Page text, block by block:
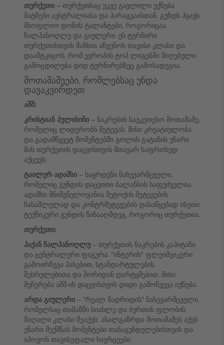
თურქეთი – თურქეთსაც უკვე გავლილი ექნება
მატჩები ავსტრალიასა და პარაგვაისთან. გუნდს ჰყავს
მსოფლიო დონის ტალანტები, როგორიცაა
ჩალჰანოღლუ და გიულერი. ეს ტურნირი
თურქეთისთვის შანსია აჩვენოს თავისი კლასი და
დაამტკიცოს, რომ ევროპის ტოპ ლიგებში მიღებული
გამოცდილება დიდ ტურნირებზეც გამოსადეგია.
მოთამაშეები, რომლებსაც უნდა
დავაკვირდეთ
აშშ:
კრისტიან პულისიჩი – ნაკრების საუკეთესო მოთამაშე,
რომელიც ლიდერობს შეტევას. მისი კრეატიულობა
და გადამწყვეტ მომენტებში გოლის გატანის უნარი
მას თურქეთის დაცვისთვის მთავარ საფრთხედ
აქცევს.
ტაილერ ადამსი – საყრდენი ნახევარმცველი,
რომელიც გუნდის დაცვითი ბალანსის საფუძველია.
ადამსი მნიშვნელოვანია მეტოქის შეტევების
ჩასაშლელად და კონტრშეტევების დასაწყებად ისეთი
ტექნიკური გუნდის წინააღმდეგ, როგორიც თურქეთია.
თურქეთი:
ჰაქან ჩალჰანოღლუ – თურქეთის ნაკრების კაპიტანი
და ცენტრალური ფიგურა. "ინტერის" ფლეიმეიკერი
გამოირჩევა პასებით, სტანდარტულების
შესრულებითა და შორიდან დარტყმებით. მისი
შეჩერება აშშ-ის დაცვისთვის დიდი გამოწვევა იქნება.
არდა გიულერი – "რეალ მადრიდის" ნახევარმცველი,
რომელსაც თამაშში სიახლე და ბურთის ფლობის
მაღალი კლასი შეაქვს. ახალგაზრდა მოთამაშეს აქვს
უნარი შექმნას მომენტები თანაგუნდელებისთვის და
იპოვოს თავისუფალი სივრცეები.